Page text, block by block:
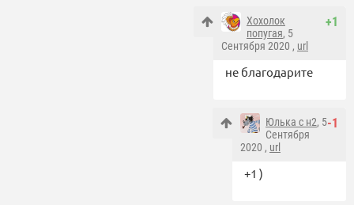
+1
Хохолок
попугая, 5
Сентября 2020 , url
не благодарите
-1
Юлька с н2, 5
Сентября
2020 , url
+1 )